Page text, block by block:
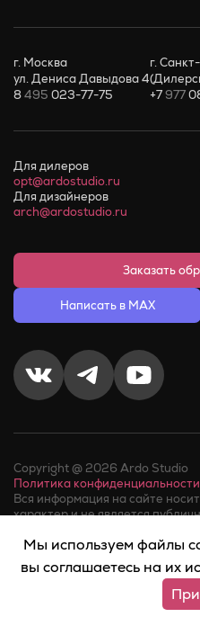
г. Москва
ул. Дениса Давыдова 4
8495 023-77-75
г.
+7977
Для дилеров
opt@ardostudio.ru
Для дизайнеров
arch@ardostudio.ru
Заказать
Написать в MAX
Copyright @ 2026 Ardo Studio
Политика конфиденциальности
Вся информация на сайте
характер и не является
Факт телефонного звонка в
персональныхданных .
Мы используем файлы
вы соглашаетесь на их